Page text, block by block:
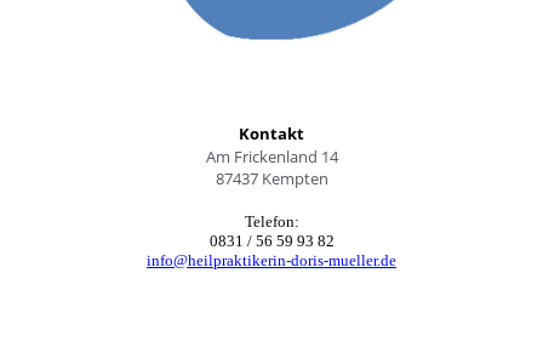
Kontakt
Am Frickenland 14
87437 Kempten
Telefon:
0831 / 56 59 93 82
info@heilpraktikerin-doris-mueller.de